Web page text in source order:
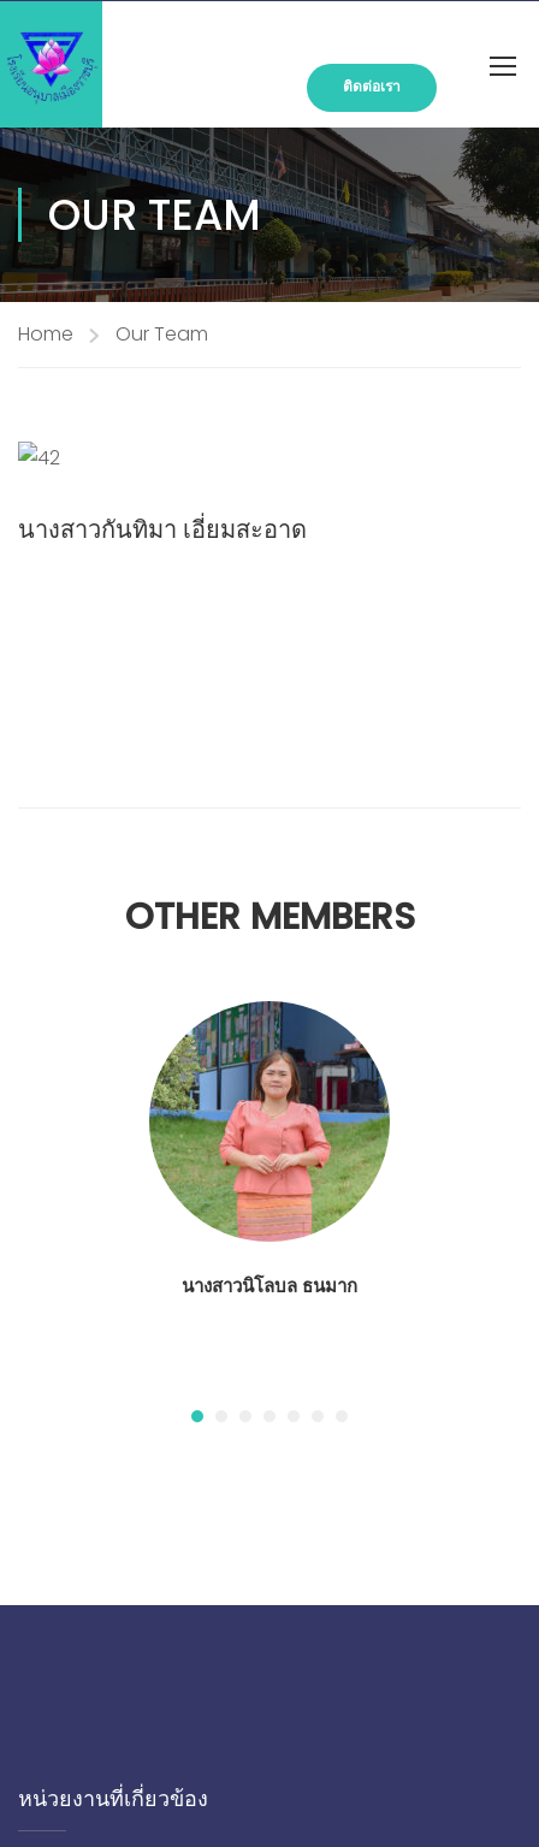
ติดต่อเรา
OUR TEAM
Home Our Team
นางสาวกันทิมา เอี่ยมสะอาด
OTHER MEMBERS
นางสาวนิโลบล ธนมาก
หน่วยงานที่เกี่ยวข้อง